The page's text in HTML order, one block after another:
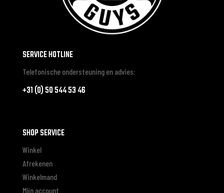
SERVICE HOTLINE
Telefonische ondersteuning en advies:
+31 (0) 50 544 53 46
SHOP SERVICE
Winkel
Afrekenen
Winkelmand
Mijn account